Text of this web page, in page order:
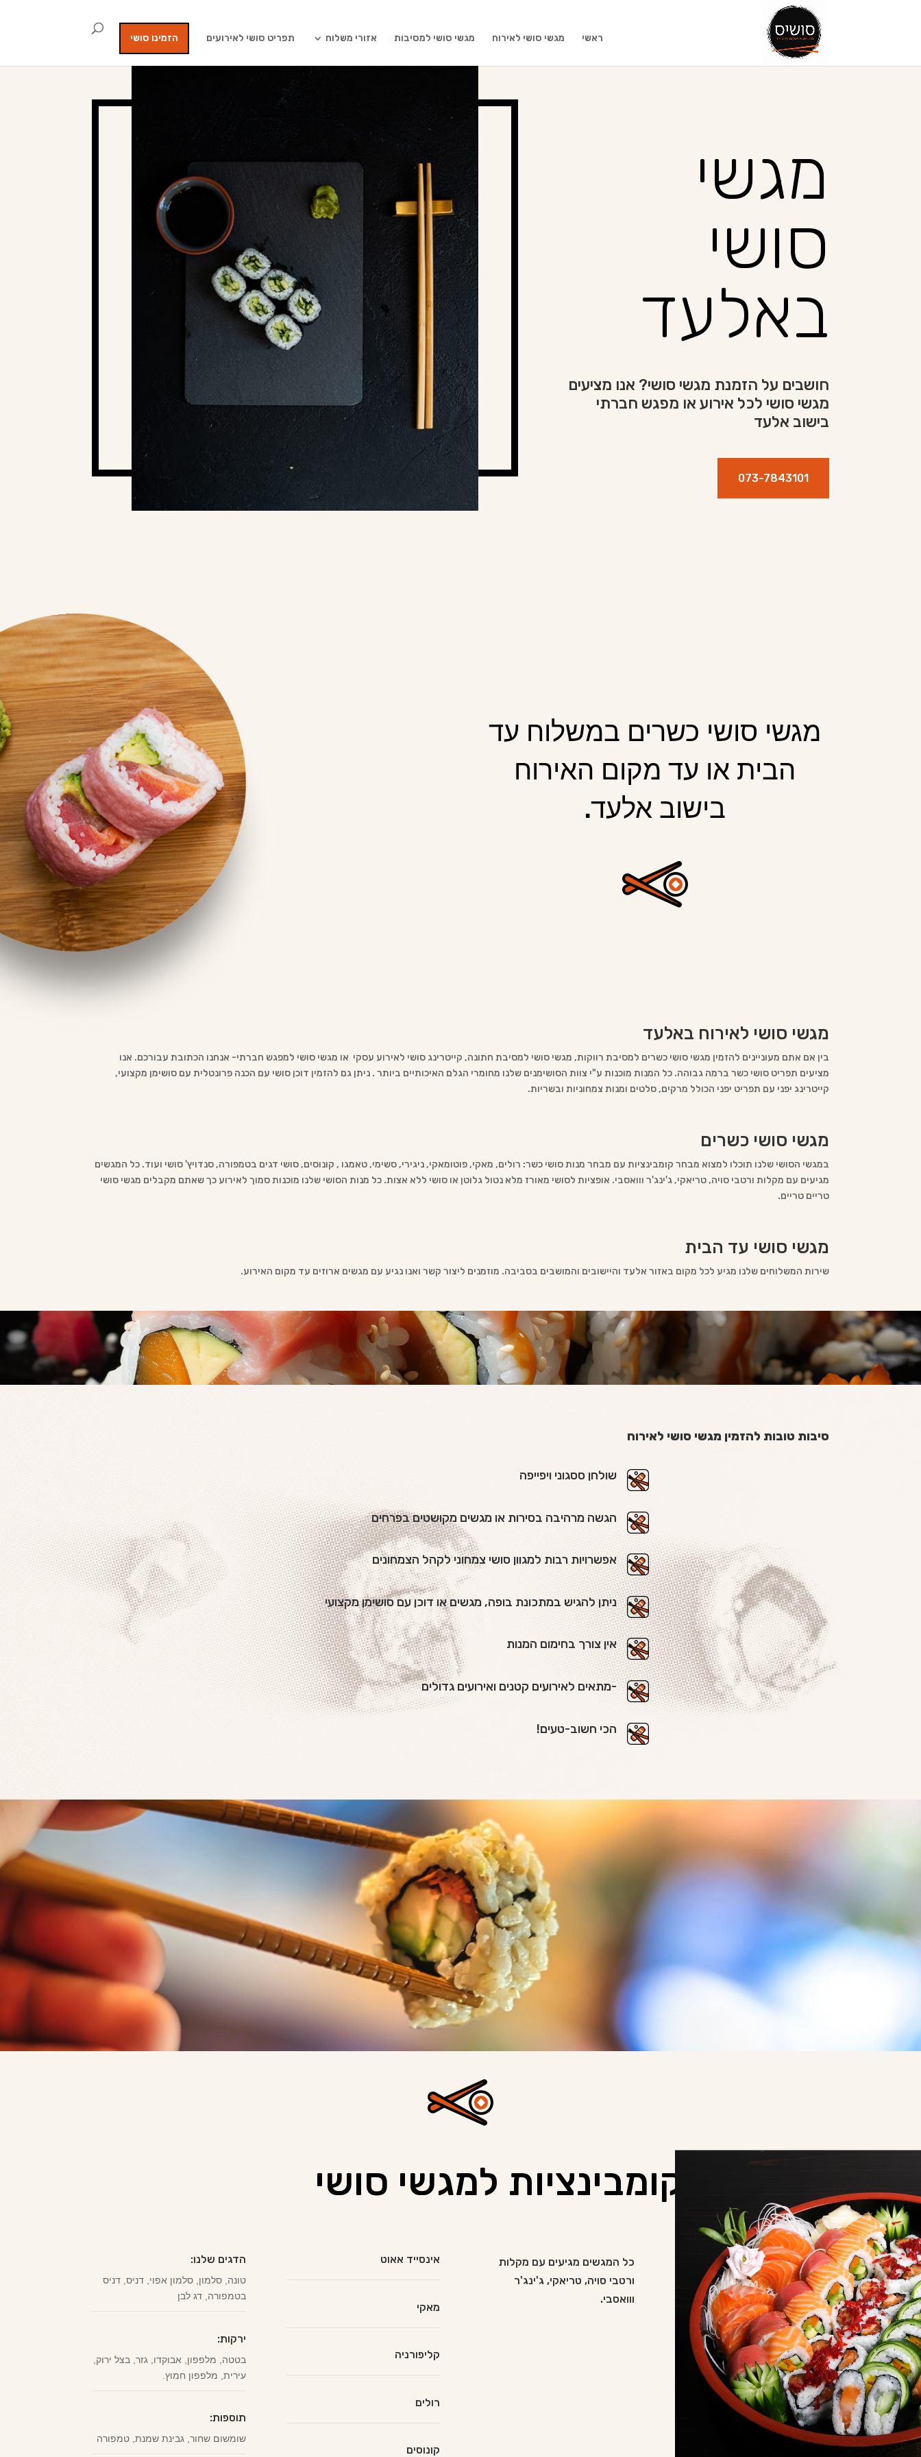
ראשי מגשי סושי לאירוח מגשי סושי למסיבות אזורי משלוח תפריט סושי לאירועים הזמינו סושי
מגשי
סושי
באלעד
חושבים על הזמנת מגשי סושי? אנו מציעים
מגשי סושי לכל אירוע או מפגש חברתי
בישוב אלעד
073-7843101
מגשי סושי כשרים במשלוח עד
הבית או עד מקום האירוח
בישוב אלעד.
מגשי סושי לאירוח באלעד
בין אם אתם מעוניינים להזמין מגשי סושי כשרים למסיבת רווקות, מגשי סושי למסיבת חתונה, קייטרינג סושי לאירוע עסקי או מגשי סושי למפגש חברתי- אנחנו הכתובת עבורכם. אנו
מציעים תפריט סושי כשר ברמה גבוהה. כל המנות מוכנות ע"י צוות הסושימנים שלנו מחומרי הגלם האיכותיים ביותר . ניתן גם להזמין דוכן סושי עם הכנה פרונטלית עם סושימן מקצועי,
קייטרינג יפני עם תפריט יפני הכולל מרקים, סלטים ומנות צמחוניות ובשריות.
מגשי סושי כשרים
במגשי הסושי שלנו תוכלו למצוא מבחר קומבינציות עם מבחר מנות סושי כשר: רולים, מאקי, פוטומאקי, ניגירי, סשימי, טאמגו , קונוסים, סושי דגים בטמפורה, סנדויץ' סושי ועוד. כל המגשים
מגיעים עם מקלות ורטבי סויה, טריאקי, ג'ינג'ר ווואסבי. אופציות לסושי מאורז מלא נטול גלוטן או סושי ללא אצות. כל מנות הסושי שלנו מוכנות סמוך לאירוע כך שאתם מקבלים מגשי סושי
טריים טריים.
מגשי סושי עד הבית
שירות המשלוחים שלנו מגיע לכל מקום באזור אלעד והיישובים והמושבים בסביבה. מוזמנים ליצור קשר ואנו נגיע עם מגשים ארוזים עד מקום האירוע.
סיבות טובות להזמין מגשי סושי לאירוח
שולחן ססגוני ויפייפה
הגשה מרהיבה בסירות או מגשים מקושטים בפרחים
אפשרויות רבות למגוון סושי צמחוני לקהל הצמחונים
ניתן להגיש במתכונת בופה, מגשים או דוכן עם סושימן מקצועי
אין צורך בחימום המנות
-מתאים לאירועים קטנים ואירועים גדולים
הכי חשוב-טעים!
מבחר קומבינציות למגשי סושי
הדגים שלנו:
טונה, סלמון, סלמון אפוי, דניס, דניס
בטמפורה, דג לבן
ירקות:
בטטה, מלפפון, אבוקדו, גזר, בצל ירוק,
עירית, מלפפון חמוץ.
תוספות:
שומשום שחור, גבינת שמנת, טמפורה
אינסייד אאוט
מאקי
קליפורניה
רולים
קונוסים
כל המגשים מגיעים עם מקלות
ורטבי סויה, טריאקי, ג'ינג'ר
ווואסבי.